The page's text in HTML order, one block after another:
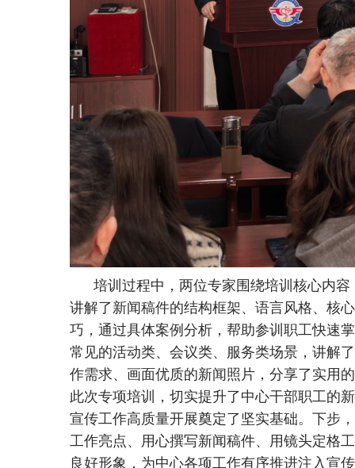
培训过程中，两位专家围绕培训核心内容
讲解了新闻稿件的结构框架、语言风格、核
巧，通过具体案例分析，帮助参训职工快速
常见的活动类、会议类、服务类场景，讲解
作需求、画面优质的新闻照片，分享了实用
此次专项培训，切实提升了中心干部职工的
宣传工作高质量开展奠定了坚实基础。下步
工作亮点、用心撰写新闻稿件、用镜头定格
良好形象，为中心各项工作有序推进注入宣